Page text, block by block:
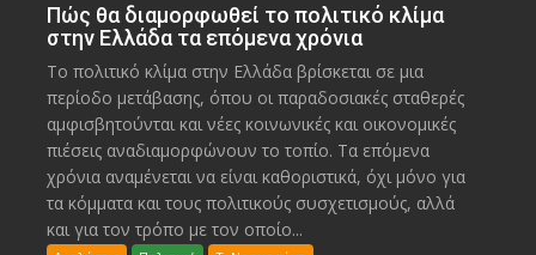
Πώς θα διαμορφωθεί το πολιτικό κλίμα
στην Ελλάδα τα επόμενα χρόνια
Το πολιτικό κλίμα στην Ελλάδα βρίσκεται σε μια
περίοδο μετάβασης, όπου οι παραδοσιακές σταθερές
αμφισβητούνται και νέες κοινωνικές και οικονομικές
πιέσεις αναδιαμορφώνουν το τοπίο. Τα επόμενα
χρόνια αναμένεται να είναι καθοριστικά, όχι μόνο για
τα κόμματα και τους πολιτικούς συσχετισμούς, αλλά
και για τον τρόπο με τον οποίο...